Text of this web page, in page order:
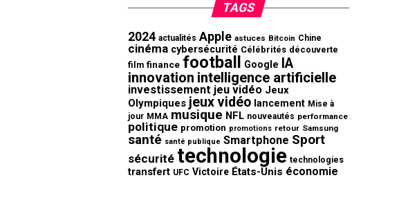
TAGS
2024 actualités Apple astuces Bitcoin Chine
cinéma cybersécurité Célébrités découverte
film finance football Google IA
innovation intelligence artificielle
investissement jeu vidéo Jeux
Olympiques jeux vidéo lancement Mise à
jour MMA musique NFL nouveautés performance
politique promotion promotions retour Samsung
santé santé publique Smartphone Sport
sécurité technologie technologies
transfert UFC Victoire États-Unis économie